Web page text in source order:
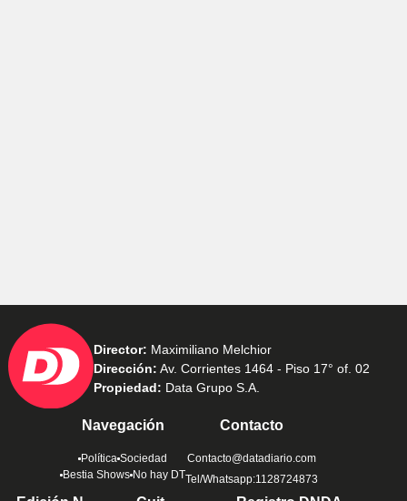
Director: Maximiliano Melchior
Dirección: Av. Corrientes 1464 - Piso 17° of. 02
Propiedad: Data Grupo S.A.
Navegación
Política Sociedad
Bestia Shows No hay DT
Contacto
Contacto@datadiario.com
Tel/Whatsapp:1128724873